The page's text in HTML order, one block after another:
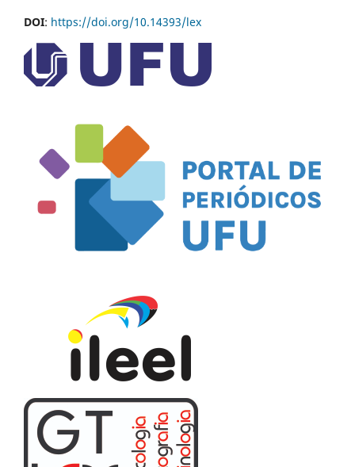
DOI: https://doi.org/10.14393/lex